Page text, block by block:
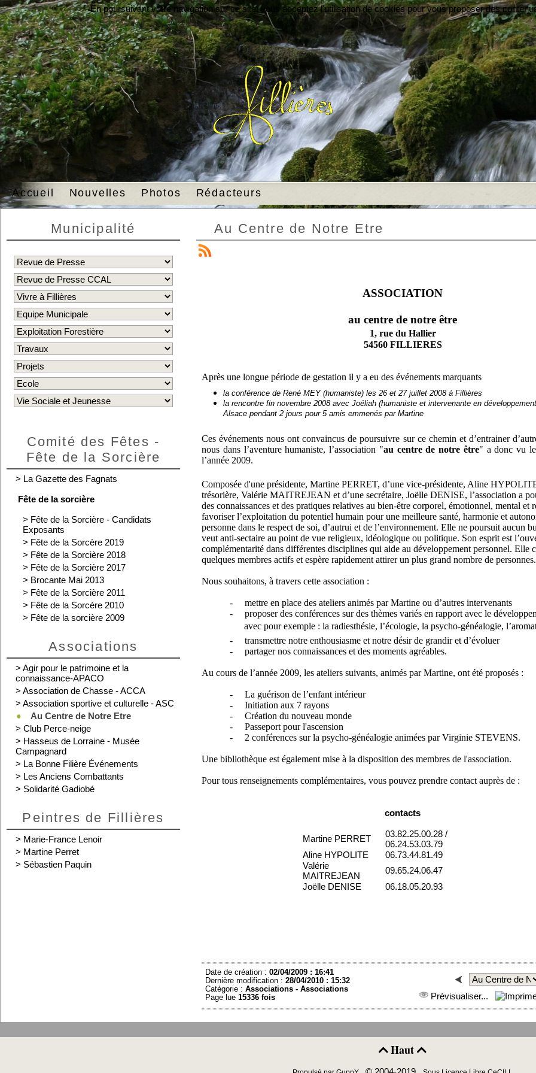
En poursuivant votre navigation sur ce site, vous acceptez l'utilisation de cookies pour vous proposer des
Accueil Nouvelles Photos Rédacteurs
Municipalité
Comité des Fêtes -
Fête de la Sorcière
> La Gazette des Fagnats
Fête de la sorcière
> Fête de la Sorcière - Candidats
Exposants
> Fête de la Sorcère 2019
> Fête de la Sorcière 2018
> Fête de la Sorcière 2017
> Brocante Mai 2013
> Fête de la Sorcière 2011
> Fête de la Sorcère 2010
> Fête de la sorcière 2009
Associations
> Agir pour le patrimoine et la
connaissance-APACO
> Association de Chasse - ACCA
> Association sportive et culturelle - ASC
Au Centre de Notre Etre
> Club Perce-neige
> Hasseus de Lorraine - Musée
Campagnard
> La Bonne Filière Événements
> Les Anciens Combattants
> Solidarité Gadiobé
Peintres de Fillières
> Marie-France Lenoir
> Martine Perret
> Sébastien Paquin
Au Centre de Notre Etre
ASSOCIATION
au centre de notre être
1, rue du Hallier
54560 FILLIERES
Après une longue période de gestation il y a eu des événements marquants
la conférence de René MEY (humaniste) les 26 et 27 juillet 2008 à Fillières
la rencontre fin novembre 2008 avec Joéliah (humaniste et intervenante en
Alsace pendant 2 jours pour 5 amis emmenés par Martine
Ces événements nous ont convaincus de poursuivre sur ce chemin et d’entrainer
nous dans l’aventure humaniste, l’association "au centre de notre être" a donc vu
l’année 2009.
Composée d'une présidente, Martine PERRET, d’une vice-présidente, Aline
trésorière, Valérie MAITREJEAN et d’une secrétaire, Joëlle DENISE, l’association a
des connaissances et des pratiques relatives au bien-être corporel, émotionnel, mental et
favoriser l’exploitation du potentiel humain pour une meilleure santé, harmonie et
personne dans le respect de soi, d’autrui et de l’environnement. Elle ne poursuit aucun
veut anti-sectaire au point de vue religieux, idéologique ou politique. Son esprit est
complémentarité dans différentes disciplines qui aide au développement personnel. Elle
quelques membres actifs et espère rapidement attirer un plus grand nombre de personnes.
Nous souhaitons, à travers cette association :
-
mettre en place des ateliers animés par Martine ou d’autres intervenants
-
proposer des conférences sur des thèmes variés en rapport avec le
avec pour exemple : la radiesthésie, l’écologie, la psycho-généalogie,
-
transmettre notre enthousiasme et notre désir de grandir et d’évoluer
-
partager nos connaissances et des moments agréables.
Au cours de l’année 2009, les ateliers suivants, animés par Martine, ont été proposés :
-
La guérison de l’enfant intérieur
-
Initiation aux 7 rayons
-
Création du nouveau monde
-
Passeport pour l'ascension
- 2 conférences sur la psycho-généalogie animées par Virginie STEVENS.
Une bibliothèque est également mise à la disposition des membres de l'association.
Pour tous renseignements complémentaires, vous pouvez prendre contact auprès de :
contacts
Martine PERRET
03.82.25.00.28 /
06.24.53.03.79
Aline HYPOLITE
06.73.44.81.49
Valérie
MAITREJEAN
09.65.24.06.47
Joëlle DENISE
06.18.05.20.93
Date de création : 02/04/2009 : 16:41
Dernière modification : 28/04/2010 : 15:32
Catégorie : Associations - Associations
Page lue 15336 fois Prévisualiser...
Haut 